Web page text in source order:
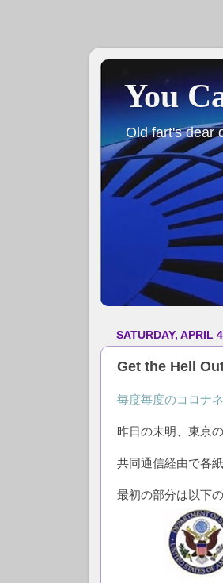
You
Old fart's dear
SATURDAY, APRIL
Get the Hell
毎度毎度のコロナ
昨日の未明、東京
共同通信経由で各
最初の部分は以下